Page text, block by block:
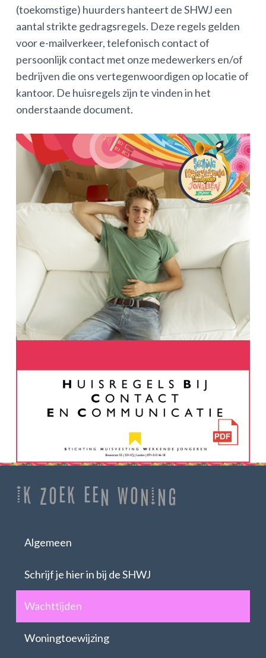
(toekomstige) huurders hanteert de SHWJ een
aantal strikte gedragsregels. Deze regels gelden
voor e-mailverkeer, telefonisch contact of
persoonlijk contact met onze medewerkers en/of
bedrijven die ons vertegenwoordigen op locatie of
kantoor. De huisregels zijn te vinden in het
onderstaande document.
Ik zoek een woning
Algemeen
Schrijf je hier in bij de SHWJ
Wachttijden
Woningtoewijzing